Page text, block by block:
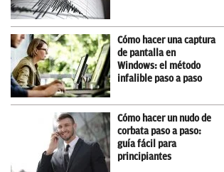
Cómo hacer una captura
de pantalla en
Windows: el método
infalible paso a paso
Cómo hacer un nudo de
corbata paso a paso:
guía fácil para
principiantes